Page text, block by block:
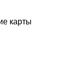
карты